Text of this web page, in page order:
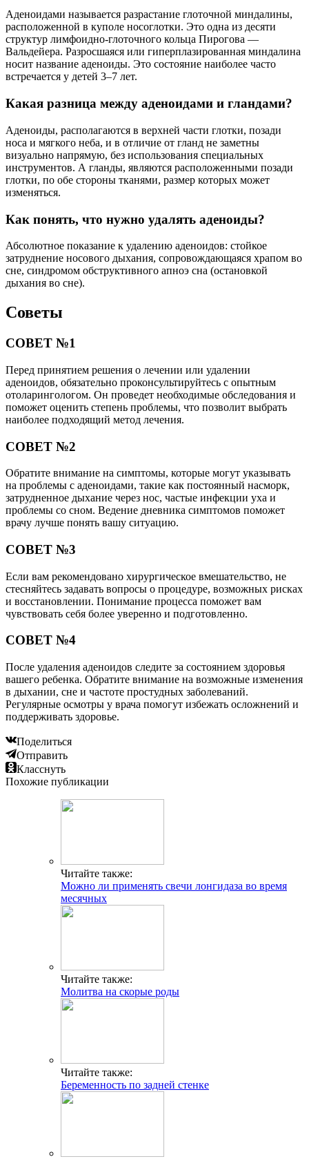
Аденоидами называется разрастание глоточной миндалины,
расположенной в куполе носоглотки. Это одна из десяти
структур лимфоидно-глоточного кольца Пирогова —
Вальдейера. Разросшаяся или гиперплазированная миндалина
носит название аденоиды. Это состояние наиболее часто
встречается у детей 3–7 лет.
Какая разница между аденоидами и гландами?
Аденоиды, располагаются в верхней части глотки, позади
носа и мягкого неба, и в отличие от гланд не заметны
визуально напрямую, без использования специальных
инструментов. А гланды, являются расположенными позади
глотки, по обе стороны тканями, размер которых может
изменяться.
Как понять, что нужно удалять аденоиды?
Абсолютное показание к удалению аденоидов: стойкое
затруднение носового дыхания, сопровождающаяся храпом во
сне, синдромом обструктивного апноэ сна (остановкой
дыхания во сне).
Советы
СОВЕТ №1
Перед принятием решения о лечении или удалении
аденоидов, обязательно проконсультируйтесь с опытным
отоларингологом. Он проведет необходимые обследования и
поможет оценить степень проблемы, что позволит выбрать
наиболее подходящий метод лечения.
СОВЕТ №2
Обратите внимание на симптомы, которые могут указывать
на проблемы с аденоидами, такие как постоянный насморк,
затрудненное дыхание через нос, частые инфекции уха и
проблемы со сном. Ведение дневника симптомов поможет
врачу лучше понять вашу ситуацию.
СОВЕТ №3
Если вам рекомендовано хирургическое вмешательство, не
стесняйтесь задавать вопросы о процедуре, возможных рисках
и восстановлении. Понимание процесса поможет вам
чувствовать себя более уверенно и подготовленно.
СОВЕТ №4
После удаления аденоидов следите за состоянием здоровья
вашего ребенка. Обратите внимание на возможные изменения
в дыхании, сне и частоте простудных заболеваний.
Регулярные осмотры у врача помогут избежать осложнений и
поддерживать здоровье.
Поделиться
Отправить
Класснуть
Похожие публикации
Читайте также:
Можно ли применять свечи лонгидаза во время
месячных
Читайте также:
Молитва на скорые роды
Читайте также:
Беременность по задней стенке